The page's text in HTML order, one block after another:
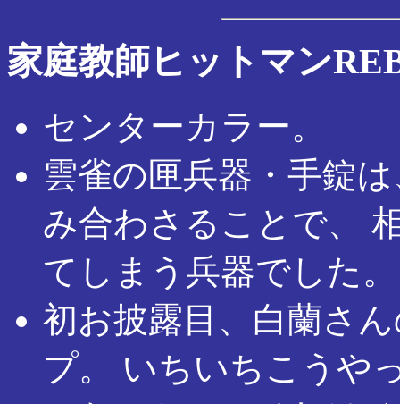
家庭教師ヒットマン
センターカラー。
雲雀の匣兵器・手錠
み合わさることで、
てしまう兵器でした。
初お披露目、白蘭さ
プ。 いちいちこうや